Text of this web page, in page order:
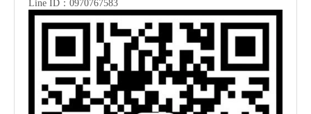
Line ID：0970767583